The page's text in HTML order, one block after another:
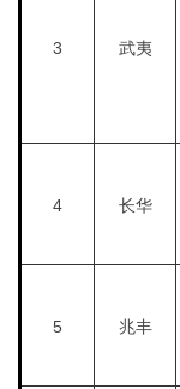
3 武夷
4 长华
5 兆丰